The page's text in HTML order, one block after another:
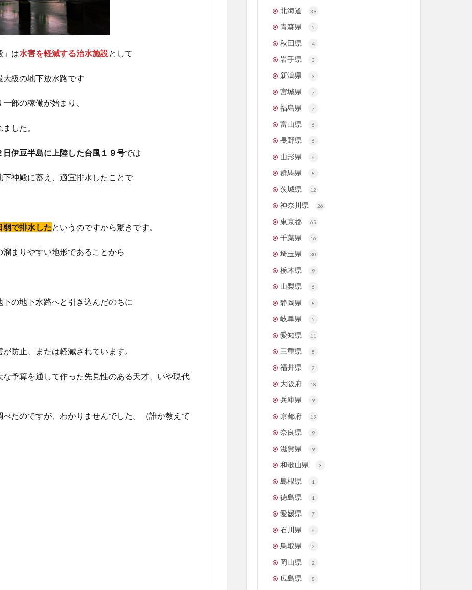
」は水害を軽減する治水施設として
級の地下放水路です
部の稼働が始まり、
した。
日伊豆半島に上陸した台風１９号では
神殿に蓄え、適宜排水したことで
弱で排水したというのですから驚きです。
まりやすい地形であることから
下の地下水路へと引き込んだのちに
防止、または軽減されています。
予算を通して作った先見性のある天才、いや現代
たのですが、わかりませんでした。（誰か教えて
北海道 39
青森県 5
秋田県 4
岩手県 3
新潟県 3
宮城県 7
福島県 7
富山県 6
長野県 6
山形県 6
群馬県 8
茨城県 12
神奈川県 26
東京都 65
千葉県 16
埼玉県 30
栃木県 9
山梨県 6
静岡県 8
岐阜県 5
愛知県 11
三重県 5
福井県 2
大阪府 18
兵庫県 9
京都府 19
奈良県 9
滋賀県 9
和歌山県 3
島根県 1
徳島県 1
愛媛県 7
石川県 6
鳥取県 2
岡山県 2
広島県 8